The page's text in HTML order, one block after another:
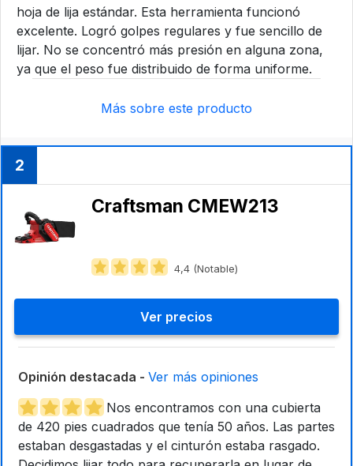
hoja de lija estándar. Esta herramienta funcionó
excelente. Logró golpes regulares y fue sencillo de
lijar. No se concentró más presión en alguna zona,
ya que el peso fue distribuido de forma uniforme.
Más sobre este producto
2
Craftsman CMEW213
4,4 (Notable)
Ver precios
Opinión destacada - Ver más opiniones
Nos encontramos con una cubierta
de 420 pies cuadrados que tenía 50 años. Las partes
estaban desgastadas y el cinturón estaba rasgado.